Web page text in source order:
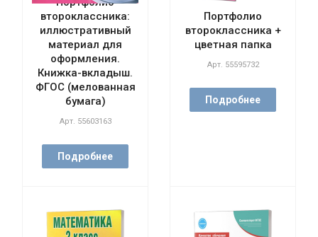
второклассника:
иллюстративный
материал для
оформления.
Книжка-вкладыш.
ФГОС (мелованная
бумага)
Арт. 55603163
Подробнее
Портфолио
второклассника +
цветная папка
Арт. 55595732
Подробнее